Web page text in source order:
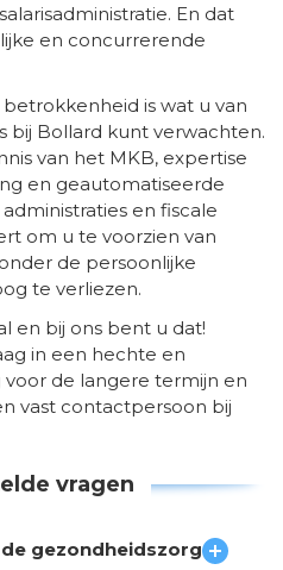
En dat
en concurrerende
is wat u van
bij Bollard kunt verwachten.
van het MKB, expertise
en geautomatiseerde
en fiscale
om u te voorzien van
de persoonlijke
te verliezen.
en bij ons bent u dat!
in een hechte en
de langere termijn en
vast contactpersoon bij
vragen
de gezondheidszorg